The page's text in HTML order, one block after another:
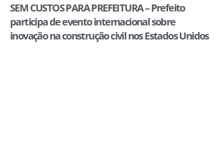
SEM CUSTOS PARA PREFEITURA – Prefeito
participa de evento internacional sobre
inovação na construção civil nos Estados Unidos